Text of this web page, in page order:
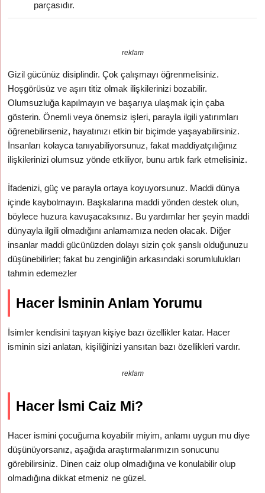
parçasıdır.
reklam
Gizil gücünüz disiplindir. Çok çalışmayı öğrenmelisiniz.
Hoşgörüsüz ve aşırı titiz olmak ilişkilerinizi bozabilir.
Olumsuzluğa kapılmayın ve başarıya ulaşmak için çaba
gösterin. Önemli veya önemsiz işleri, parayla ilgili yatırımları
öğrenebilirseniz, hayatınızı etkin bir biçimde yaşayabilirsiniz.
İnsanları kolayca tanıyabiliyorsunuz, fakat maddiyatçılığınız
ilişkilerinizi olumsuz yönde etkiliyor, bunu artık fark etmelisiniz.
İfadenizi, güç ve parayla ortaya koyuyorsunuz. Maddi dünya
içinde kaybolmayın. Başkalarına maddi yönden destek olun,
böylece huzura kavuşacaksınız. Bu yardımlar her şeyin maddi
dünyayla ilgili olmadığını anlamamıza neden olacak. Diğer
insanlar maddi gücünüzden dolayı sizin çok şanslı olduğunuzu
düşünebilirler; fakat bu zenginliğin arkasındaki sorumlulukları
tahmin edemezler
Hacer İsminin Anlam Yorumu
İsimler kendisini taşıyan kişiye bazı özellikler katar. Hacer
isminin sizi anlatan, kişiliğinizi yansıtan bazı özellikleri vardır.
reklam
Hacer İsmi Caiz Mi?
Hacer ismini çocuğuma koyabilir miyim, anlamı uygun mu diye
düşünüyorsanız, aşağıda araştırmalarımızın sonucunu
görebilirsiniz. Dinen caiz olup olmadığına ve konulabilir olup
olmadığına dikkat etmeniz ne güzel.